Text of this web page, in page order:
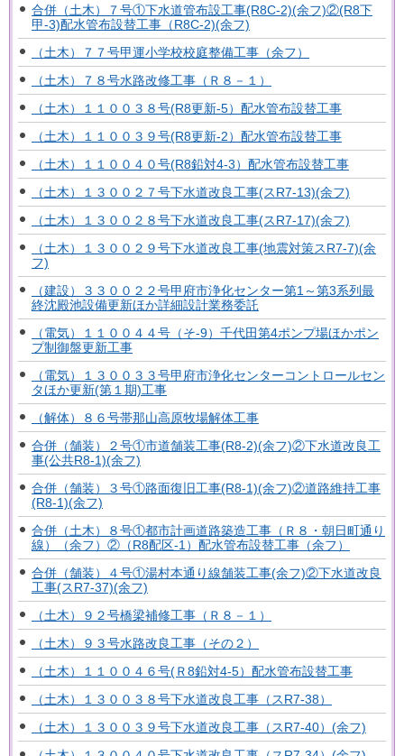
合併（土木）７号①下水道管布設工事(R8C-2)(余フ)②(R8下
甲-3)配水管布設替工事（R8C-2)(余フ)
（土木）７７号甲運小学校校庭整備工事（余フ）
（土木）７８号水路改修工事（Ｒ８－１）
（土木）１１００３８号(R8更新-5）配水管布設替工事
（土木）１１００３９号(R8更新-2）配水管布設替工事
（土木）１１００４０号(R8鉛対4-3）配水管布設替工事
（土木）１３００２７号下水道改良工事(スR7-13)(余フ)
（土木）１３００２８号下水道改良工事(スR7-17)(余フ)
（土木）１３００２９号下水道改良工事(地震対策スR7-7)(余
フ)
（建設）３３００２２号甲府市浄化センター第1～第3系列最
終沈殿池設備更新ほか詳細設計業務委託
（電気）１１００４４号（そ-9）千代田第4ポンプ場ほかポン
プ制御盤更新工事
（電気）１３００３３号甲府市浄化センターコントロールセン
タほか更新(第１期)工事
（解体）８６号帯那山高原牧場解体工事
合併（舗装）２号①市道舗装工事(R8-2)(余フ)②下水道改良工
事(公共R8-1)(余フ)
合併（舗装）３号①路面復旧工事(R8-1)(余フ)②道路維持工事
(R8-1)(余フ)
合併（土木）８号①都市計画道路築造工事（Ｒ８・朝日町通り
線）（余フ）②（R8配区-1）配水管布設替工事（余フ）
合併（舗装）４号①湯村本通り線舗装工事(余フ)②下水道改良
工事(スR7-37)(余フ)
（土木）９２号橋梁補修工事（Ｒ８－１）
（土木）９３号水路改良工事（その２）
（土木）１１００４６号(Ｒ8鉛対4-5）配水管布設替工事
（土木）１３００３８号下水道改良工事（スR7-38）
（土木）１３００３９号下水道改良工事（スR7-40）(余フ)